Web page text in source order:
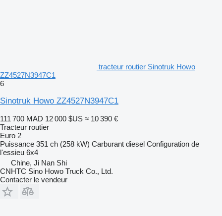
tracteur routier Sinotruk Howo
ZZ4527N3947C1
6
Sinotruk Howo ZZ4527N3947C1
111 700 MAD 12 000 $US ≈ 10 390 €
Tracteur routier
Euro 2
Puissance 351 ch (258 kW) Carburant diesel Configuration de
l'essieu 6x4
Chine, Ji Nan Shi
CNHTC Sino Howo Truck Co., Ltd.
Contacter le vendeur